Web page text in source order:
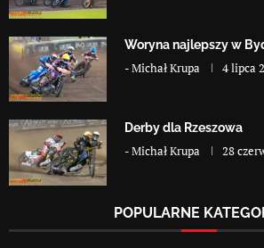
Woryna najlepszy w
-Michał Krupa 4 lipca
Derby dla Rzeszowa
-Michał Krupa 28
POPULARNE